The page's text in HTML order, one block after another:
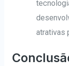
atrativas